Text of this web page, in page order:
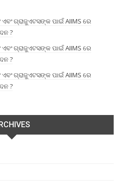
ଏବଂ ଗ୍ରାଜୁଏଟସଙ୍କ ପାଇଁ AIIMS ରେ
?
ଏବଂ ଗ୍ରାଜୁଏଟସଙ୍କ ପାଇଁ AIIMS ରେ
?
ଏବଂ ଗ୍ରାଜୁଏଟସଙ୍କ ପାଇଁ AIIMS ରେ
?